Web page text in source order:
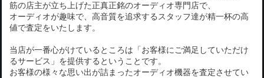
筋の店主が立ち上げた正真正銘のオーディオ専門店で、
オーディオが趣味で、高音質を追求するスタッフ達が精一杯の高
値で査定をいたします。
当店が一番心がけているところは「お客様にご満足していただけ
るサービス」を提供するということです。
お客様の様々な思い出が詰まったオーディオ機器を査定させてい